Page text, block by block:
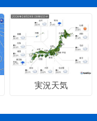
実況天気